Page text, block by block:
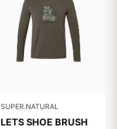
SUPER.NATURAL
LETS SHOE BRUSH